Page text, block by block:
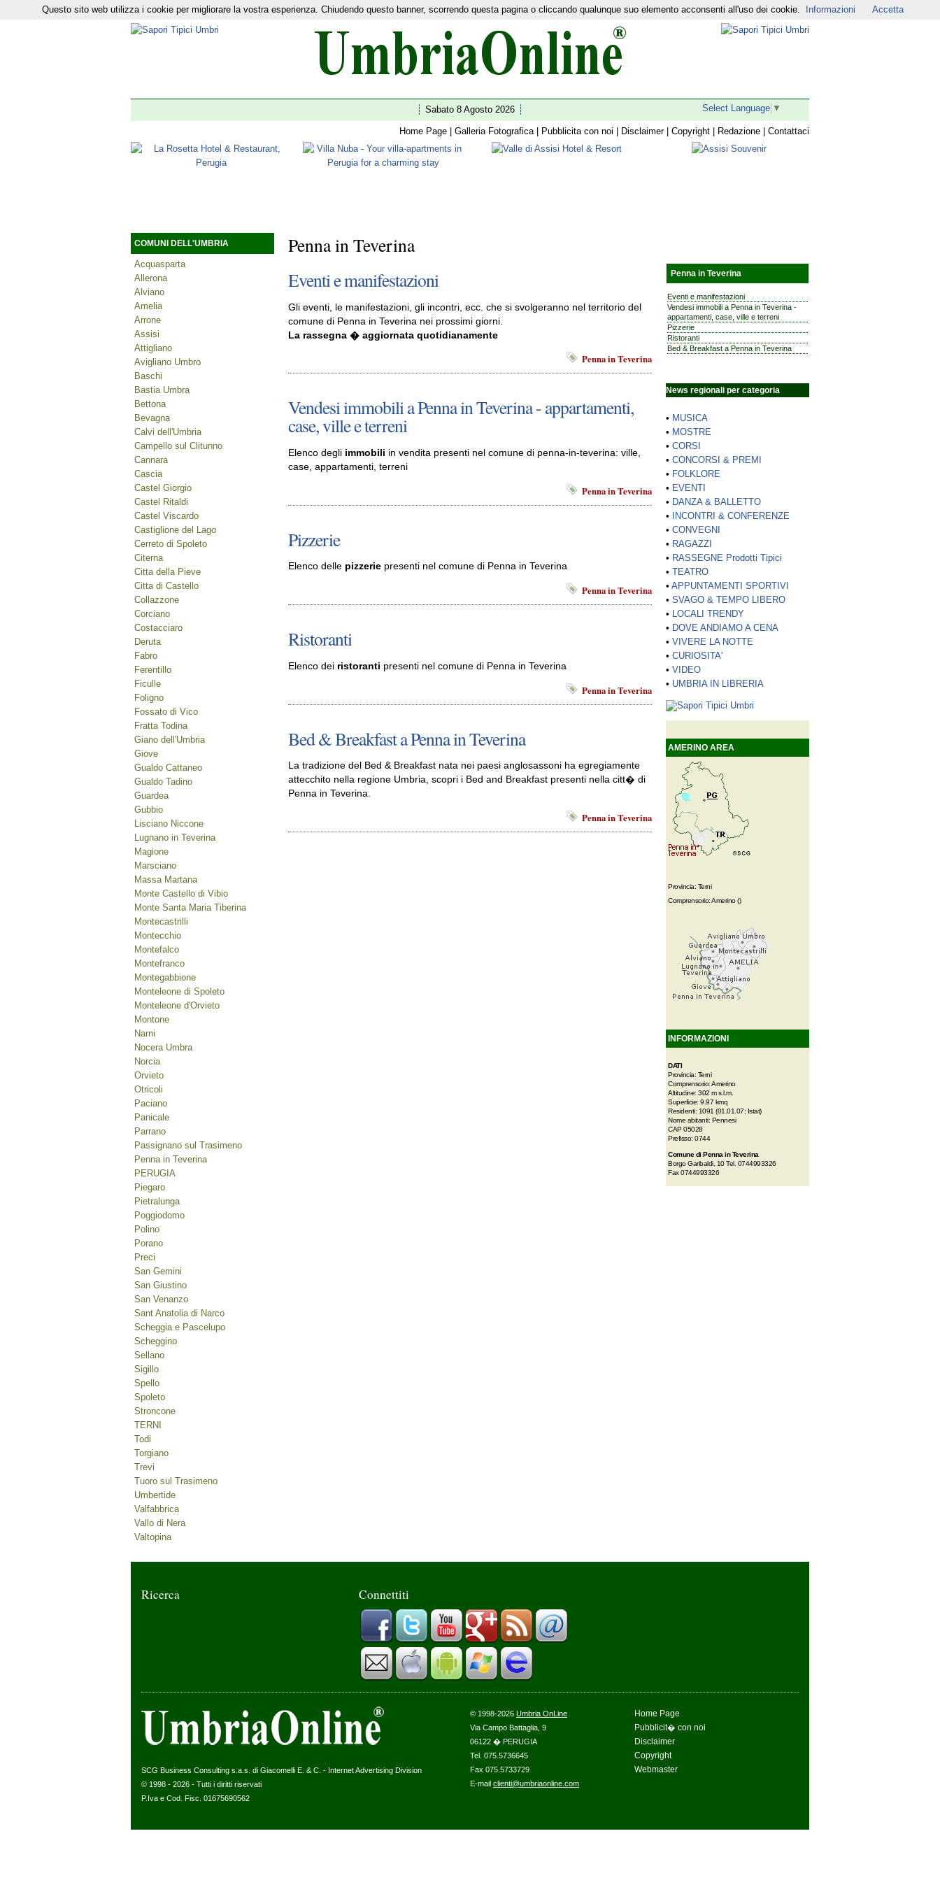
Il nostro network:Home Turismo| News|Ultim'ora|I 92 comuni|Guide|Shopping|Facebook|Twitter|YouTube|
Select Language ▼
Sabato 8 Agosto 2026
Home Page Galleria Fotografica| Pubblicita con noi Disclaimer| Copyright Redazione Contattaci
Penna in Teverina
Eventi e manifestazioni
Gli eventi, le manifestazioni, gli incontri, ecc. che si svolgeranno nel territorio del
comune di Penna in Teverina nei prossimi giorni.
La rassegna � aggiornata quotidianamente
Penna in Teverina
Vendesi immobili a Penna in Teverina - appartamenti,
case, ville e terreni
Elenco degli immobili in vendita presenti nel comune di penna-in-teverina: ville,
case, appartamenti, terreni
Penna in Teverina
Pizzerie
Elenco delle pizzerie presenti nel comune di Penna in Teverina
Penna in Teverina
Ristoranti
Elenco dei ristoranti presenti nel comune di Penna in Teverina
Penna in Teverina
Bed & Breakfast a Penna in Teverina
La tradizione del Bed & Breakfast nata nei paesi anglosassoni ha egregiamente
attecchito nella regione Umbria, scopri i Bed and Breakfast presenti nella citt� di
Penna in Teverina.
Penna in Teverina
COMUNI DELL'UMBRIA
Acquasparta
Allerona
Alviano
Amelia
Arrone
Assisi
Attigliano
Avigliano Umbro
Baschi
Bastia Umbra
Bettona
Bevagna
Calvi dell'Umbria
Campello sul Clitunno
Cannara
Cascia
Castel Giorgio
Castel Ritaldi
Castel Viscardo
Castiglione del Lago
Cerreto di Spoleto
Citerna
Citta della Pieve
Citta di Castello
Collazzone
Corciano
Costacciaro
Deruta
Fabro
Ferentillo
Ficulle
Foligno
Fossato di Vico
Fratta Todina
Giano dell'Umbria
Giove
Gualdo Cattaneo
Gualdo Tadino
Guardea
Gubbio
Lisciano Niccone
Lugnano in Teverina
Magione
Marsciano
Massa Martana
Monte Castello di Vibio
Monte Santa Maria Tiberina
Montecastrilli
Montecchio
Montefalco
Montefranco
Montegabbione
Monteleone di Spoleto
Monteleone d'Orvieto
Montone
Narni
Nocera Umbra
Norcia
Orvieto
Otricoli
Paciano
Panicale
Parrano
Passignano sul Trasimeno
Penna in Teverina
PERUGIA
Piegaro
Pietralunga
Poggiodomo
Polino
Porano
Preci
San Gemini
San Giustino
San Venanzo
Sant Anatolia di Narco
Scheggia e Pascelupo
Scheggino
Sellano
Sigillo
Spello
Spoleto
Stroncone
TERNI
Todi
Torgiano
Trevi
Tuoro sul Trasimeno
Umbertide
Valfabbrica
Vallo di Nera
Valtopina
Penna in Teverina
Eventi e manifestazioni
Vendesi immobili a Penna in Teverina -
appartamenti, case, ville e terreni
Pizzerie
Ristoranti
Bed & Breakfast a Penna in Teverina
News regionali per categoria
• MUSICA
• MOSTRE
• CORSI
• CONCORSI & PREMI
• FOLKLORE
• EVENTI
• DANZA & BALLETTO
•
INCONTRI & CONFERENZE
• CONVEGNI
• RAGAZZI
• RASSEGNE Prodotti Tipici
• TEATRO
• APPUNTAMENTI SPORTIVI
• SVAGO & TEMPO LIBERO
• LOCALI TRENDY
• DOVE ANDIAMO A CENA
• VIVERE LA NOTTE
• CURIOSITA'
• VIDEO
• UMBRIA IN LIBRERIA
AMERINO AREA
Provincia: Terni
Comprensorio: Amerino ()
INFORMAZIONI
DATI
Provincia: Terni
Comprensorio: Amerino
Altitudine: 302 m s.l.m.
Superficie: 9.97 kmq
Residenti: 1091 (01.01.07; Istat)
Nome abitanti: Pennesi
CAP 05028
Prefisso: 0744
Comune di Penna in Teverina
Borgo Garibaldi, 10 Tel. 0744993326
Fax 0744993326
Ricerca Connettiti
SCG Business Consulting s.a.s. di Giacomelli E. & C. - Internet Advertising Division
© 1998 - 2026 - Tutti i diritti riservati
P.Iva e Cod. Fisc. 01675690562
© 1998-2026 Umbria OnLine
Via Campo Battaglia, 9
06122 � PERUGIA
Tel. 075.5736645
Fax 075.5733729
E-mail clienti@umbriaonline.com
Home Page
Pubblicit� con noi
Disclaimer
Copyright
Webmaster
Questo sito web utilizza i cookie per migliorare la vostra esperienza. Chiudendo questo banner, scorrendo questa pagina o cliccando qualunque suo elemento acconsenti all'uso dei cookie. Informazioni Accetta